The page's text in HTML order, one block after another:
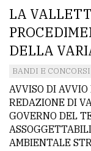
LA
DELLA
BANDI E CONCORSI
AVVISO DI AVVIO
REDAZIONE DI
GOVERNO DEL
AMBIENTALE